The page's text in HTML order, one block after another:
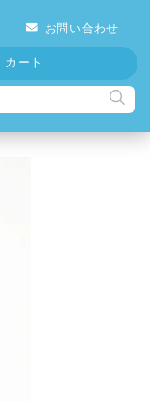
お問い合わせ
カート